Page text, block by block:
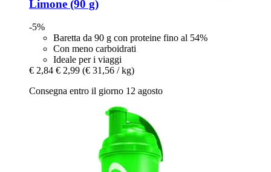
Limone (90 g)
-5%
Baretta da 90 g con proteine fino al 54%
Con meno carboidrati
Ideale per i viaggi
€ 2,84 € 2,99 (€ 31,56 / kg)
Consegna entro il giorno 12 agosto